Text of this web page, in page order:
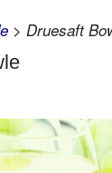
> Druesaft